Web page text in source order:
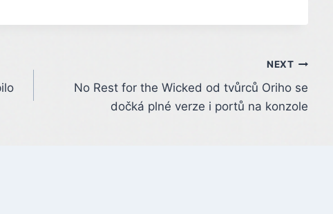
NEXT
No Rest for the Wicked od tvůrců Oriho se
dočká plné verze i portů na konzole